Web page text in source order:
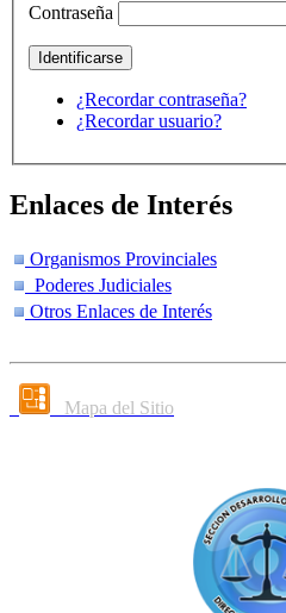
Contraseña
¿Recordar contraseña?
¿Recordar usuario?
Enlaces de Interés
Organismos Provinciales
Poderes Judiciales
Otros Enlaces de Interés
Mapa del Sitio